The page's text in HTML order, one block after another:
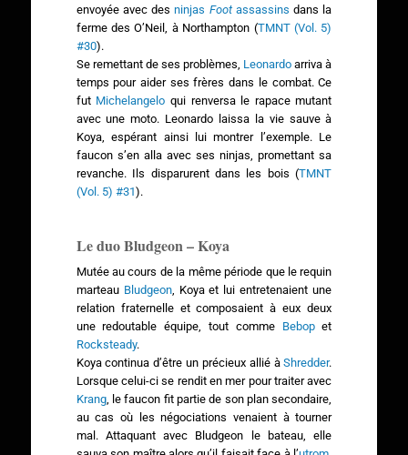
envoyée avec desninjas Footassassins dans la
ferme des O’Neil, à Northampton (TMNT (Vol. 5)
#30).
Se remettant de ses problèmes, Leonardo arriva à
temps pour aider ses frères dans le combat. Ce
fut Michelangelo qui renversa le rapace mutant
avec une moto. Leonardo laissa la vie sauve à
Koya, espérant ainsi lui montrer l’exemple. Le
faucon s’en alla avec ses ninjas, promettant sa
revanche. Ils disparurent dans les bois (TMNT
(Vol. 5) #31).
Le duo Bludgeon – Koya
Mutée au cours de la même période que le requin
marteau Bludgeon, Koya et lui entretenaient une
relation fraternelle et composaient à eux deux
une redoutable équipe, tout comme Bebopet
Rocksteady.
Koya continua d’être un précieux allié àShredder.
Lorsque celui-ci se rendit en mer pour traiter avec
Krang, le faucon fit partie de son plan secondaire,
au cas où les négociations venaient à tourner
mal. Attaquant avec Bludgeon le bateau, elle